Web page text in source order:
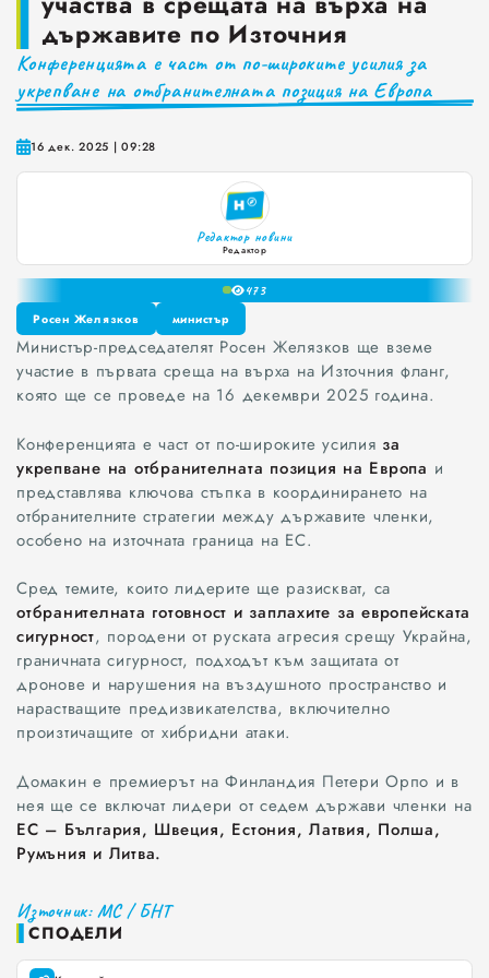
Как да постъпваме с близките, които не ни ценят
държавите по Източния
Конференцията е част от по-широките усилия за
укрепване на отбранителната позиция на Европа
16 дек. 2025 | 09:28
Редактор новини
Редактор
47
0
1
2
3
7
Росен Желязков
Росен Желязков
министър
министър
Министър-председателят Росен Желязков ще вземе
участие в първата среща на върха на Източния фланг,
която ще се проведе на 16 декември 2025 година.
Конференцията е част от по-широките усилия за
укрепване на отбранителната позиция на Европа и
представлява ключова стъпка в координирането на
отбранителните стратегии между държавите членки,
особено на източната граница на ЕС.
Сред темите, които лидерите ще разискват, са
отбранителната готовност и заплахите за европейската
сигурност, породени от руската агресия срещу Украйна,
граничната сигурност, подходът към защитата от
дронове и нарушения на въздушното пространство и
нарастващите предизвикателства, включително
произтичащите от хибридни атаки.
Домакин е премиерът на Финландия Петери Орпо и в
нея ще се включат лидери от седем държави членки на
ЕС – България, Швеция, Естония, Латвия, Полша,
Румъния и Литва.
Източник: МС / БНТ
СПОДЕЛИ